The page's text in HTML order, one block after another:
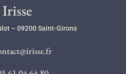
Irisse
– 09200 Saint-Girons